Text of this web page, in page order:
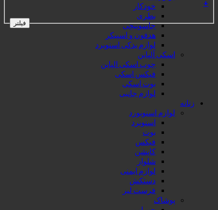
خودکار
بطری
جاسوییچی
هدفون و اسپیکر
لوازم یدکی اسنوبرد
اسکی آلپاین
چوب اسکی الپاین
فیکس اسکی
بوت اسکی
لوازم جانبی
زنانه
لوازم اسنوبورد
اسنوبرد
بوت
فیکس
کاپشن
شلوار
لوازم ایمنی
دستکش
فرست لیر
پوشاک
+
فیلتر